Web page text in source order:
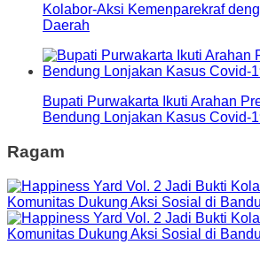
Kolabor-Aksi Kemenparekraf
Daerah
Bupati Purwakarta Ikuti Arahan
Bendung Lonjakan Kasus Covid-
Ragam